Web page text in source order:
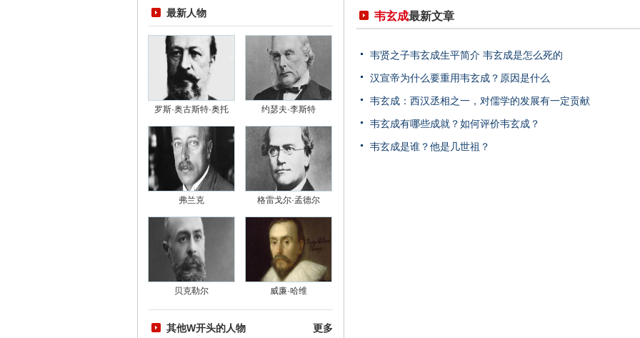
最新人物
罗斯·奥古斯特·奥托 约瑟夫·李斯特
弗兰克 格雷戈尔·孟德尔
贝克勒尔 威廉·哈维
其他W开头的人物 更多
韦玄成最新文章
韦贤之子韦玄成生平简介 韦玄成是怎么死的
汉宣帝为什么要重用韦玄成？原因是什么
韦玄成：西汉丞相之一，对儒学的发展有一定贡献
韦玄成有哪些成就？如何评价韦玄成？
韦玄成是谁？他是几世祖？